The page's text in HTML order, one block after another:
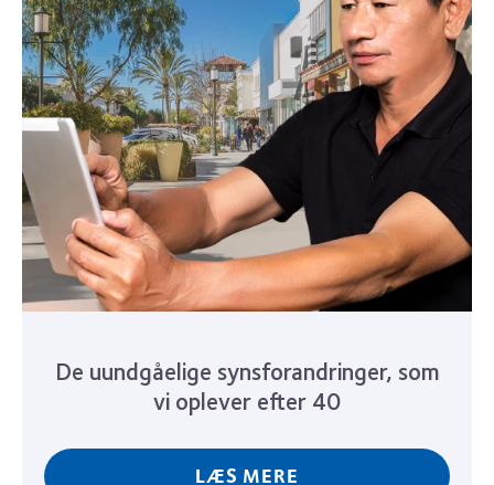
De uundgåelige synsforandringer, som
vi oplever efter 40
LÆS MERE